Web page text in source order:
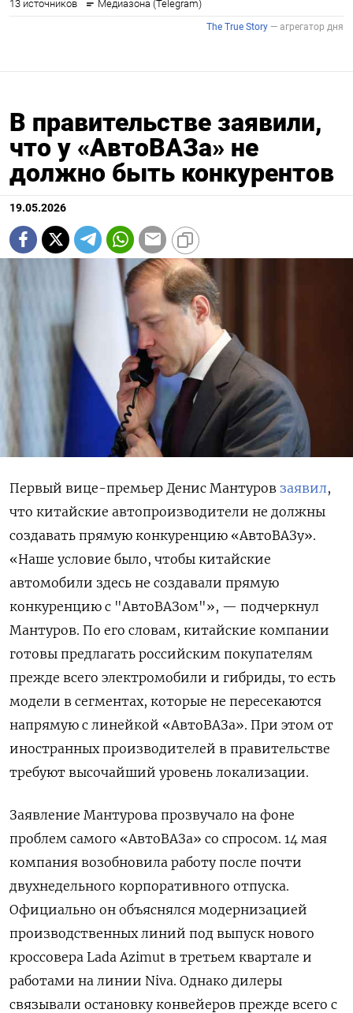
В правительстве заявили,
что у «АвтоВАЗа» не
должно быть конкурентов
19.05.2026
Первый вице-премьер Денис Мантуров заявил,
что китайские автопроизводители не должны
создавать прямую конкуренцию «АвтоВАЗу».
«Наше условие было, чтобы китайские
автомобили здесь не создавали прямую
конкуренцию с "АвтоВАЗом"», — подчеркнул
Мантуров. По его словам, китайские компании
готовы предлагать российским покупателям
прежде всего электромобили и гибриды, то есть
модели в сегментах, которые не пересекаются
напрямую с линейкой «АвтоВАЗа». При этом от
иностранных производителей в правительстве
требуют высочайший уровень локализации.
Заявление Мантурова прозвучало на фоне
проблем самого «АвтоВАЗа» со спросом. 14 мая
компания возобновила работу после почти
двухнедельного корпоративного отпуска.
Официально он объяснялся модернизацией
производственных линий под выпуск нового
кроссовера Lada Azimut в третьем квартале и
работами на линии Niva. Однако дилеры
связывали остановку конвейеров прежде всего с